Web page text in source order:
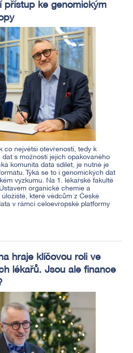
přístup ke genomickým
co největší otevřenosti, tedy k
s možností jejich opakovaného
komunita data sdílet, je nutné je
Týká se to i genomických dat
výzkumu. Na 1. lékařské fakultě
organické chemie a
úložiště, které vědcům z České
v rámci celoevropské platformy
hraje klíčovou roli ve
lékařů. Jsou ale finance